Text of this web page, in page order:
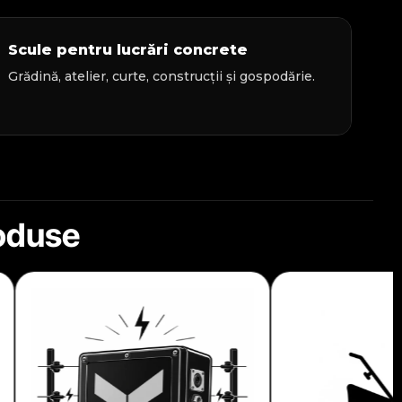
Scule pentru lucrări concrete
Grădină, atelier, curte, construcții și gospodărie.